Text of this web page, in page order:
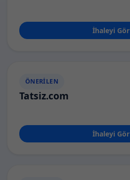
İhaleyi Gör
ÖNERILEN
Tatsiz.com
İhaleyi Gör